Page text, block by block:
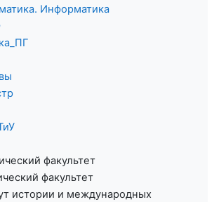
Информатика
факультет
факультет
истории и международных